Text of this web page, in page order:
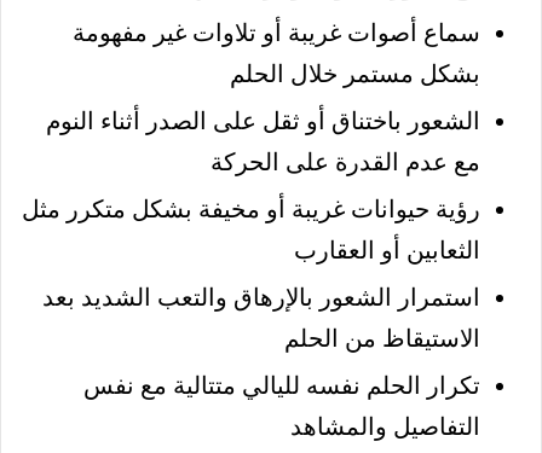
سماع أصوات غريبة أو تلاوات غير مفهومة
بشكل مستمر خلال الحلم
الشعور باختناق أو ثقل على الصدر أثناء النوم
مع عدم القدرة على الحركة
رؤية حيوانات غريبة أو مخيفة بشكل متكرر مثل
الثعابين أو العقارب
استمرار الشعور بالإرهاق والتعب الشديد بعد
الاستيقاظ من الحلم
تكرار الحلم نفسه لليالي متتالية مع نفس
التفاصيل والمشاهد